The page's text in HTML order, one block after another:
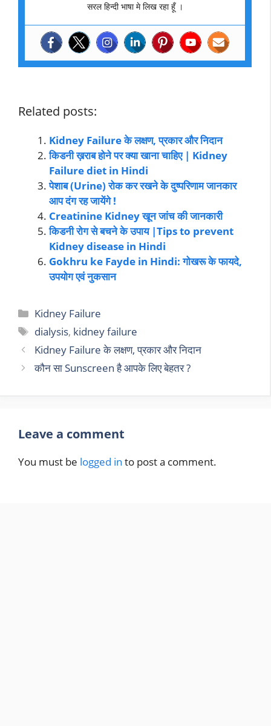
सरल हिन्दी भाषा मे लिख रहा हूँ ।
Related posts:
Kidney Failure के लक्षण, प्रकार और निदान
किडनी ख़राब होने पर क्या खाना चाहिए | Kidney
Failure diet in Hindi
पेशाब (Urine) रोक कर रखने के दुष्परिणाम जानकार
आप दंग रह जायेंगे !
Creatinine Kidney खून जांच की जानकारी
किडनी रोग से बचने के उपाय |Tips to prevent
Kidney disease in Hindi
Gokhru ke Fayde in Hindi: गोखरू के फायदे,
उपयोग एवं नुकसान
Kidney Failure
dialysis, kidney failure
Kidney Failure के लक्षण, प्रकार और निदान
कौन सा Sunscreen है आपके लिए बेहतर ?
Leave a comment
You must be logged in to post a comment.